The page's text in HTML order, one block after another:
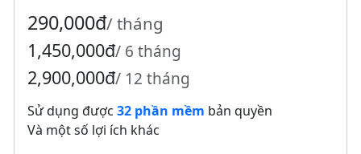
290,000đ/ tháng
1,450,000đ/ 6 tháng
2,900,000đ/ 12 tháng
Sử dụng được 32 phần mềm bản quyền
Và một số lợi ích khác